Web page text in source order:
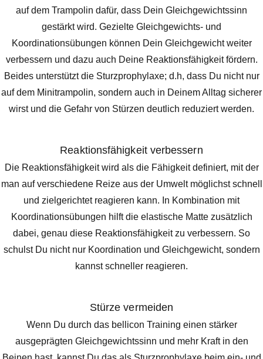
auf dem Trampolin dafür, dass Dein Gleichgewichtssinn
gestärkt wird. Gezielte Gleichgewichts- und
Koordinationsübungen können Dein Gleichgewicht weiter
verbessern und dazu auch Deine Reaktionsfähigkeit fördern.
Beides unterstützt die Sturzprophylaxe; d.h, dass Du nicht nur
auf dem Minitrampolin, sondern auch in Deinem Alltag sicherer
wirst und die Gefahr von Stürzen deutlich reduziert werden.
Reaktionsfähigkeit verbessern
Die Reaktionsfähigkeit wird als die Fähigkeit definiert, mit der
man auf verschiedene Reize aus der Umwelt möglichst schnell
und zielgerichtet reagieren kann. In Kombination mit
Koordinationsübungen hilft die elastische Matte zusätzlich
dabei, genau diese Reaktionsfähigkeit zu verbessern. So
schulst Du nicht nur Koordination und Gleichgewicht, sondern
kannst schneller reagieren.
Stürze vermeiden
Wenn Du durch das bellicon Training einen stärker
ausgeprägten Gleichgewichtssinn und mehr Kraft in den